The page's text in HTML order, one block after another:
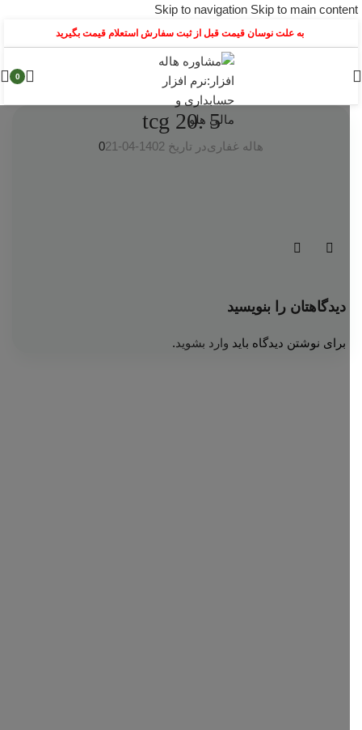
Skip to navigation Skip to main content
به علت نوسان قیمت قبل از ثبت سفارش استعلام قیمت بگیرید
0
tcg 20. 5
هاله غفاریدر تاریخ 1402-04-21 0
دیدگاهتان را بنویسید
برای نوشتن دیدگاه باید وارد بشوید .